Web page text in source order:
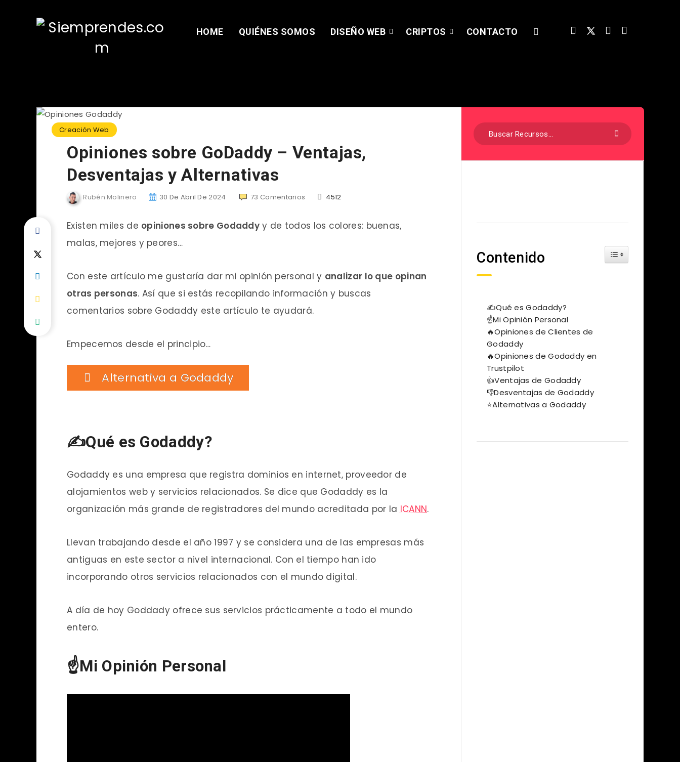
HOME QUIÉNES SOMOS DISEÑO WEB CRIPTOS CONTACTO
Creación Web
Opiniones sobre GoDaddy – Ventajas,
Desventajas y Alternativas
Rubén Molinero 30 De Abril De 2024 73 Comentarios 4512
Existen miles de opiniones sobre Godaddy y de todos los colores: buenas,
malas, mejores y peores…
Con este artículo me gustaría dar mi opinión personal y analizar lo que opinan
otras personas. Así que si estás recopilando información y buscas
comentarios sobre Godaddy este artículo te ayudará.
Empecemos desde el principio…
Alternativa a Godaddy
✍Qué es Godaddy?
Godaddy es una empresa que registra dominios en internet, proveedor de
alojamientos web y servicios relacionados. Se dice que Godaddy es la
organización más grande de registradores del mundo acreditada por laICANN.
Llevan trabajando desde el año 1997 y se considera una de las empresas más
antiguas en este sector a nivel internacional. Con el tiempo han ido
incorporando otros servicios relacionados con el mundo digital.
A día de hoy Goddady ofrece sus servicios prácticamente a todo el mundo
entero.
☝Mi Opinión Personal
Contenido Toggle Table of
✍Qué es Godaddy?
☝Mi Opinión Personal
🔥Opiniones de Clientes de
Godaddy
🔥Opiniones de Godaddy en
Trustpilot
​👍Ventajas de Godaddy
👎Desventajas de Godaddy
⭐Alternativas a Godaddy